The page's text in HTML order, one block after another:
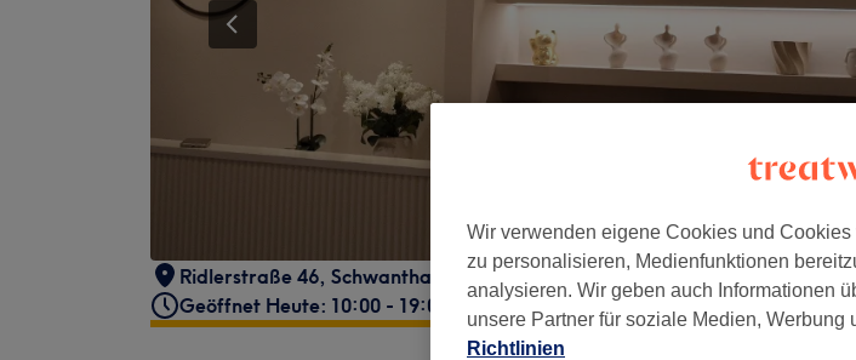
Ridlerstraße 46, Schwanthalerhöhe, München, 80339
Geöffnet Heute: 10:00 - 19:00
Wir verwenden eigene Cookies und
zu personalisieren, Medienfunktionen
analysieren. Wir geben auch Informationen
unsere Partner für soziale Medien, Werbung
Richtlinien